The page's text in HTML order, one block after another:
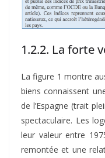
1.2.2. La forte
La figure 1 montre
biens connaissent
de l’Espagne (trait
spectaculaire. Les
leur valeur entre
remontée et une